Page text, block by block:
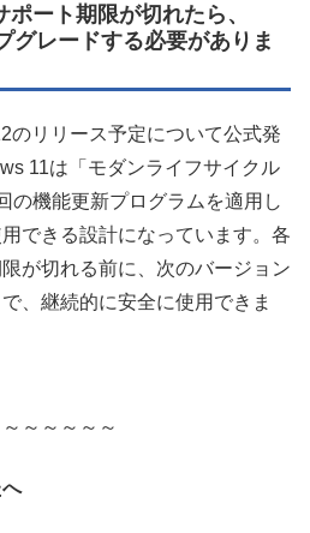
ート期限が切れたら、
グレードする必要がありま
のリリース予定について公式発
11は「モダンライフサイクル
の機能更新プログラムを適用し
できる設計になっています。各
が切れる前に、次のバージョン
、継続的に安全に使用できま
～～～～～